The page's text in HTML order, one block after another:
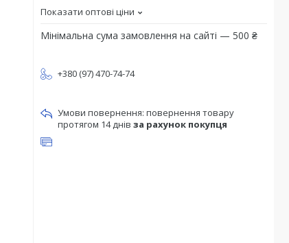
Показати оптові ціни
Мінімальна сума замовлення на сайті — 500 ₴
+380 (97) 470-74-74
повернення товару
протягом 14 днів за рахунок покупця